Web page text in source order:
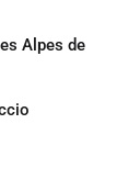
Alpes de